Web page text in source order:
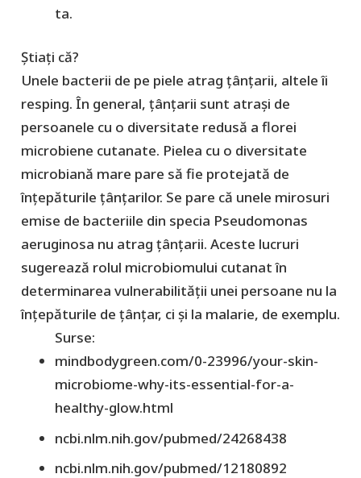
ta.
Știați că?
Unele bacterii de pe piele atrag țânțarii, altele îi
resping. În general, țânțarii sunt atrași de
persoanele cu o diversitate redusă a florei
microbiene cutanate. Pielea cu o diversitate
microbiană mare pare să fie protejată de
înțepăturile țânțarilor. Se pare că unele mirosuri
emise de bacteriile din specia Pseudomonas
aeruginosa nu atrag țânțarii. Aceste lucruri
sugerează rolul microbiomului cutanat în
determinarea vulnerabilității unei persoane nu la
înțepăturile de țânțar, ci și la malarie, de exemplu.
Surse:
mindbodygreen.com/0-23996/your-skin-
microbiome-why-its-essential-for-a-
healthy-glow.html
ncbi.nlm.nih.gov/pubmed/24268438
ncbi.nlm.nih.gov/pubmed/12180892